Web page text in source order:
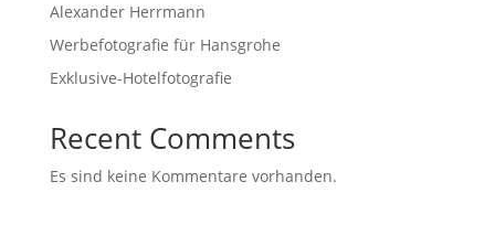
Alexander Herrmann
Werbefotografie für Hansgrohe
Exklusive-Hotelfotografie
Recent Comments
Es sind keine Kommentare vorhanden.